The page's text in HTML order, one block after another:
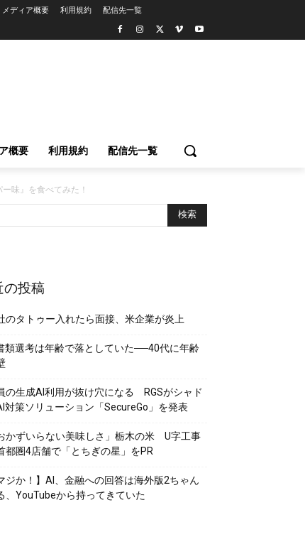
ディア概要 利用規約 配信先一覧
概要 利用規約 配信先一覧
味』を食べてみた！
の投稿
のタトゥー入れたら面接、米企業が炎上
類選考は年齢で落としていた──40代に年齢
の生成AI利用が抜け穴になる RGSがシャド
対策ソリューション「SecureGo」を発表
かずいらない美味しさ」栃木の米 U字工事
都圏4店舗で「とちぎの星」をPR
ジか！】AI、金融への回答は海外版2ちゃん
、YouTubeから持ってきていた